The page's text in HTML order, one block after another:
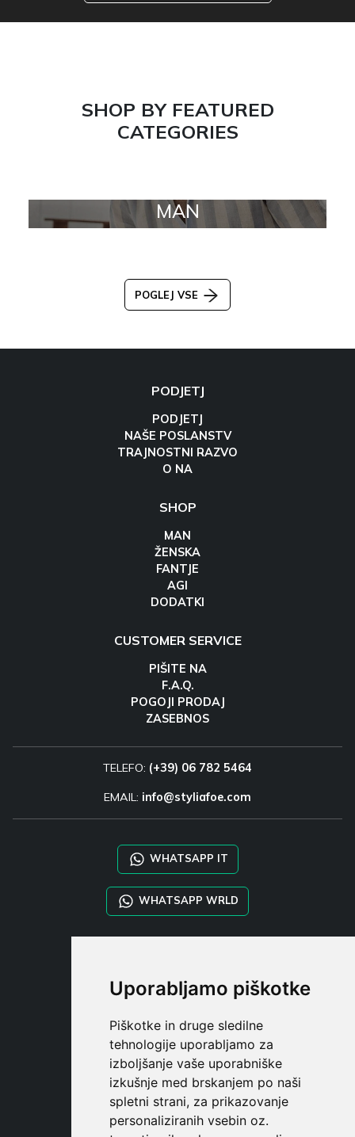
Uporabljamo piškotke
Piškotke in druge sledilne
tehnologije uporabljamo za
izboljšanje vaše uporabniške
izkušnje med brskanjem po naši
spletni strani, za prikazovanje
personaliziranih vsebin oz.
SHOP BY FEATURED
CATEGORIES
MAN
POGLEJ VSE
PODJETJ
PODJETJ
NAŠE POSLANSTV
TRAJNOSTNI RAZVO
O NA
SHOP
MAN
ŽENSKA
FANTJE
AGI
DODATKI
CUSTOMER SERVICE
PIŠITE NA
F.A.Q.
POGOJI PRODAJ
ZASEBNOS
TELEFO: (+39) 06 782 5464
EMAIL: info@styliafoe.com
WHATSAPP IT
WHATSAPP WRLD
SHOP B2B
TAYLOR MADE ORDERS
UPORABNI
REGISTE
PRIJAVITE S
NAKUPOVALNA KOŠARIC